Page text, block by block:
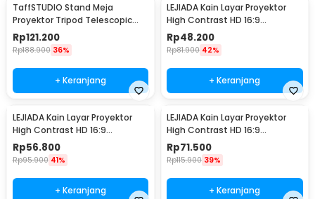
TaffSTUDIO Stand Meja
Proyektor Tripod Telescopic
Adjustable 360 - SPS-502M
Rp121.200
Rp188.900 36%
+ Keranjang
LEJIADA Kain Layar Proyektor
High Contrast HD 16:9
Polyester 6 Hooks 60 Inch - LJ01
Rp48.200
Rp81.900 42%
+ Keranjang
LEJIADA Kain Layar Proyektor
High Contrast HD 16:9
Polyester 6 Hooks 72 Inch - LJ01
Rp56.800
Rp95.900 41%
+ Keranjang
LEJIADA Kain Layar Proyektor
High Contrast HD 16:9
Polyester 6 Hooks 84 Inch - LJ01
Rp71.500
Rp115.900 39%
+ Keranjang